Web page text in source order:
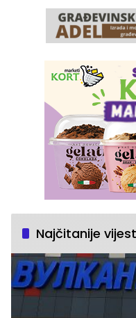
Najčitanije